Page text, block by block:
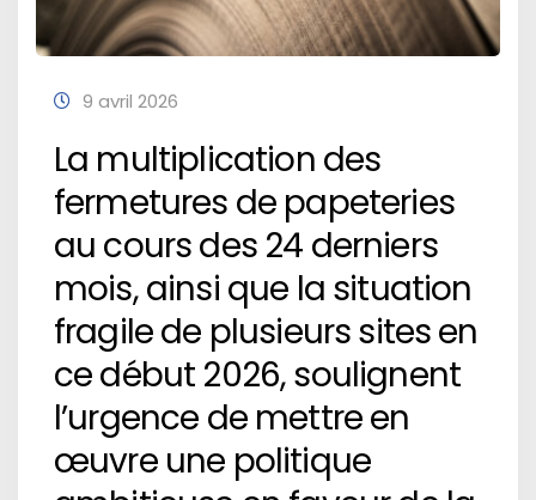
9 avril 2026
La multiplication des
fermetures de papeteries
au cours des 24 derniers
mois, ainsi que la situation
fragile de plusieurs sites en
ce début 2026, soulignent
l’urgence de mettre en
œuvre une politique